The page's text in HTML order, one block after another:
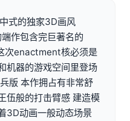
式的独家3D画风
作包含完巨著名的
次enactment核必须是
机器的游戏空间里登场
版 本作拥占有非常舒
伍般的打击臂感 建造模
3D动画一般动态场景